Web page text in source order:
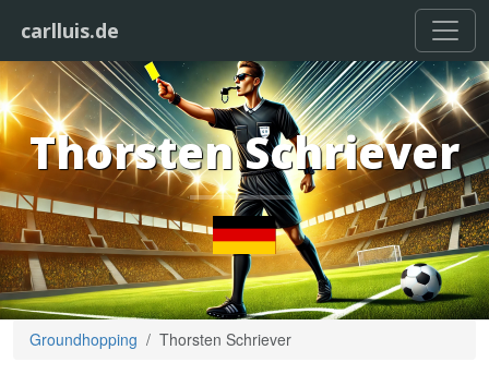
carlluis.de
Thorsten Schriever
Groundhopping Thorsten Schriever